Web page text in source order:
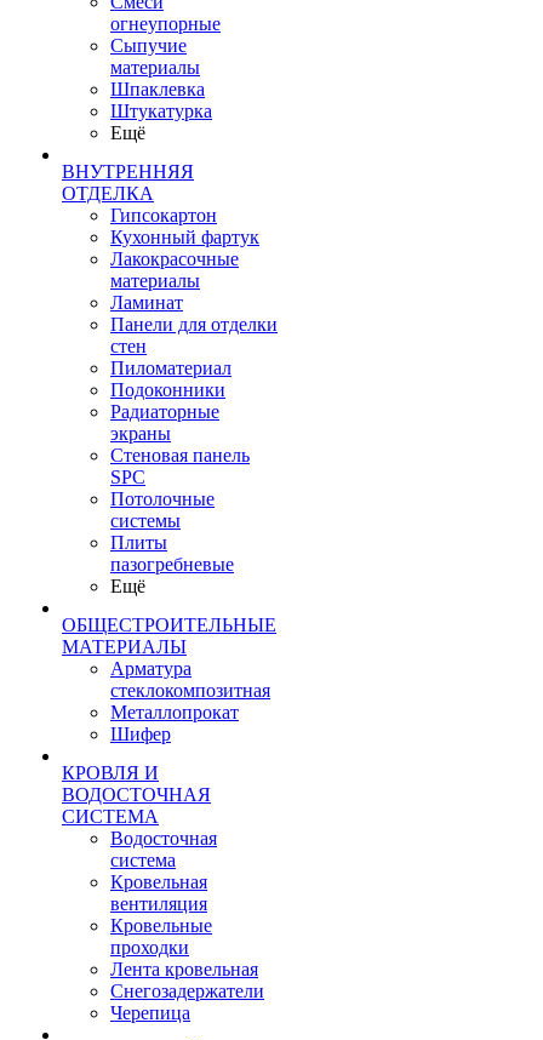
огнеупорные
Сыпучие
материалы
Шпаклевка
Штукатурка
Ещё
ВНУТРЕННЯЯ
ОТДЕЛКА
Гипсокартон
Кухонный фартук
Лакокрасочные
материалы
Ламинат
Панели для отделки
стен
Пиломатериал
Подоконники
Радиаторные
экраны
Стеновая панель
SPC
Потолочные
системы
Плиты
пазогребневые
Ещё
ОБЩЕСТРОИТЕЛЬНЫЕ
МАТЕРИАЛЫ
Арматура
стеклокомпозитная
Металлопрокат
Шифер
КРОВЛЯ И
ВОДОСТОЧНАЯ
СИСТЕМА
Водосточная
система
Кровельная
вентиляция
Кровельные
проходки
Лента кровельная
Снегозадержатели
Черепица